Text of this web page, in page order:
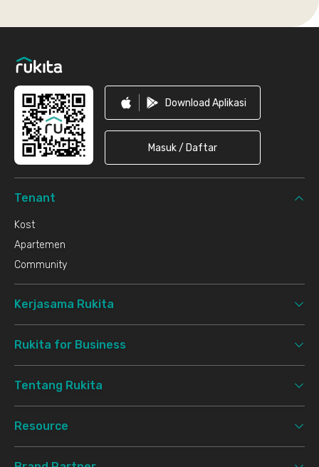
Download Aplikasi
Masuk / Daftar
Tenant
Kost
Apartemen
Community
Kerjasama Rukita
Rukita for Business
Tentang Rukita
Resource